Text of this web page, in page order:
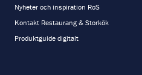
Nyheter och inspiration RoS
Kontakt Restaurang & Storkök
Produktguide digitalt